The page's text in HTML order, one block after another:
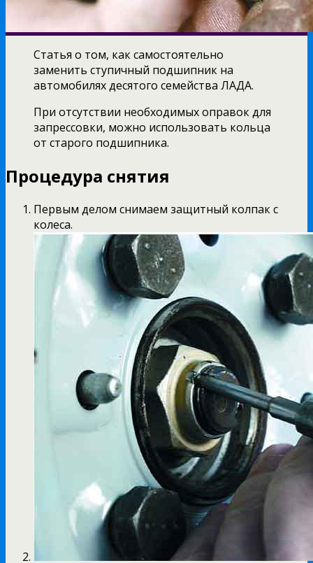
Статья о том, как самостоятельно
заменить ступичный подшипник на
автомобилях десятого семейства ЛАДА.
При отсутствии необходимых оправок для
запрессовки, можно использовать кольца
от старого подшипника.
Процедура снятия
Первым делом снимаем защитный колпак с
колеса.